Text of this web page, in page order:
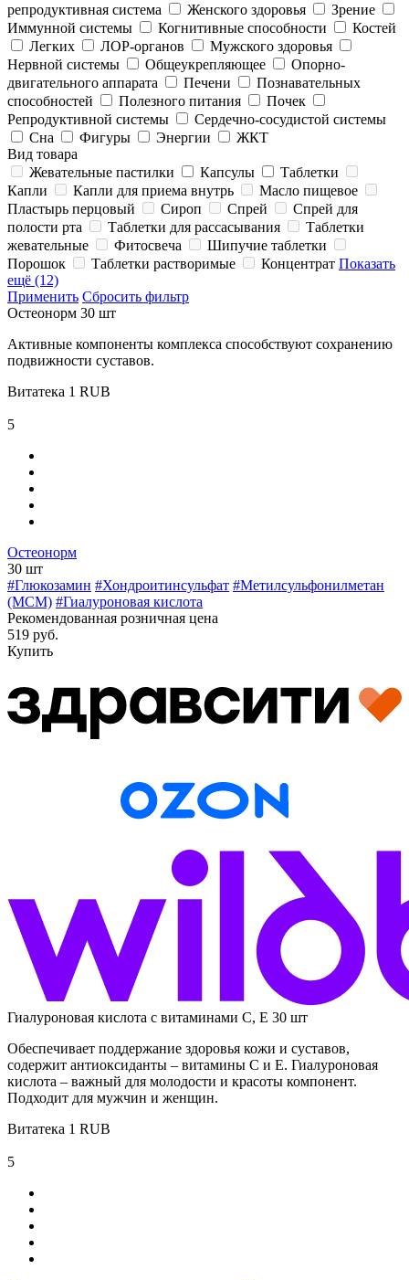
репродуктивная система Женского здоровья
Зрение
Иммунной системы
Когнитивные способности
Костей
Легких
ЛОР-органов
Мужского здоровья
Нервной системы
Общеукрепляющее
Опорно-
двигательного аппарата
Печени
Познавательных
способностей
Полезного питания
Почек
Репродуктивной системы
Сердечно-сосудистой системы
Сна
Фигуры Энергии
ЖКТ
Вид товара
Жевательные пастилки
Капсулы
Таблетки
Капли
Капли для приема внутрь
Масло пищевое
Пластырь перцовый
Сироп Спрей
Спрей для
полости рта
Таблетки для рассасывания
Таблетки
жевательные
Фитосвеча
Шипучие таблетки
Порошок
Таблетки растворимые Концентрат Показать
ещё (12)
Применить Сбросить фильтр
Остеонорм 30 шт
Активные компоненты комплекса способствуют сохранению
подвижности суставов.
Витатека 1 RUB
5
Остеонорм
30 шт
#Глюкозамин #Хондроитинсульфат #Метилсульфонилметан
(МСМ) #Гиалуроновая кислота
Рекомендованная розничная цена
519 руб.
Купить
Гиалуроновая кислота с витаминами С, Е 30 шт
Обеспечивает поддержание здоровья кожи и суставов,
содержит антиоксиданты – витамины С и Е. Гиалуроновая
кислота – важный для молодости и красоты компонент.
Подходит для мужчин и женщин.
Витатека 1 RUB
5